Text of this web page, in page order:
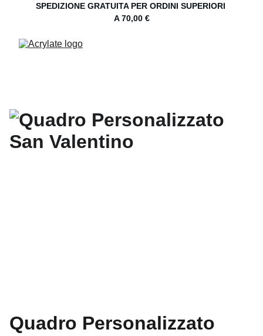
SPEDIZIONE GRATUITA PER ORDINI SUPERIORI
A 70,00 €
Quadro Personalizzato